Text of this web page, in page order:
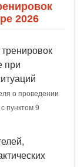
2026
при
о проведении
пунктом 9